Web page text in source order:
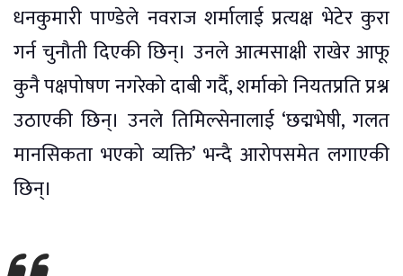
धनकुमारी पाण्डेले नवराज शर्मालाई प्रत्यक्ष भेटेर कुरा
गर्न चुनौती दिएकी छिन्। उनले आत्मसाक्षी राखेर आफू
कुनै पक्षपोषण नगरेको दाबी गर्दै, शर्माको नियतप्रति प्रश्न
उठाएकी छिन्। उनले तिमिल्सेनालाई ‘छद्मभेषी, गलत
मानसिकता भएको व्यक्ति’ भन्दै आरोपसमेत लगाएकी
छिन्।